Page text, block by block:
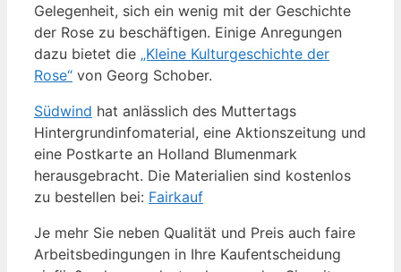
Gelegenheit, sich ein wenig mit der Geschichte
der Rose zu beschäftigen. Einige Anregungen
dazu bietet die „Kleine Kulturgeschichte der
Rose“ von Georg Schober.
Südwind hat anlässlich des Muttertags
Hintergrundinfomaterial, eine Aktionszeitung und
eine Postkarte an Holland Blumenmark
herausgebracht. Die Materialien sind kostenlos
zu bestellen bei: Fairkauf
Je mehr Sie neben Qualität und Preis auch faire
Arbeitsbedingungen in Ihre Kaufentscheidung